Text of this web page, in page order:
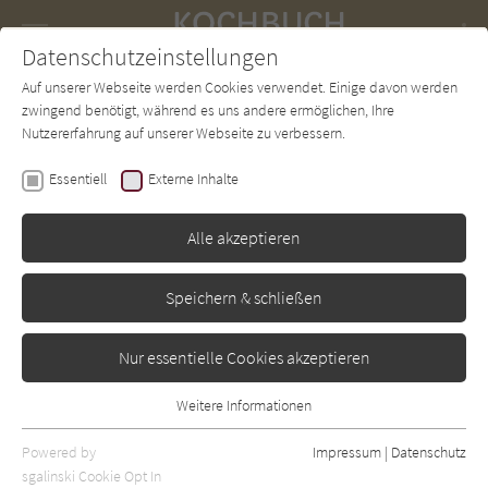
SUCHE Forum Charts Newsletter
Sarah Wiener
Die kulinarischen
Abenteuer der Sarah
Wiener in Großbritannien
Edel Erschienen: Januar 2012 0
Datenschutzeinstellungen
Auf unserer Webseite werden Cookies verwendet. Einige davon werden
zwingend benötigt, während es uns andere ermöglichen, Ihre
Nutzererfahrung auf unserer Webseite zu verbessern.
Essentiell Externe Inhalte
Alle akzeptieren
Speichern & schließen
Nur essentielle Cookies akzeptieren
Essentielle Cookies werden für grundlegende Funktionen der
Webseite benötigt. Dadurch ist gewährleistet, dass die Webseite
Weitere Informationen
Powered by
sgalinski Cookie Opt In
Impressum | Datenschutz